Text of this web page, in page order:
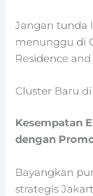
Jangan tunda
menunggu di
Residence
Cluster Baru
Kesempatan
dengan
Bayangkan
strategis